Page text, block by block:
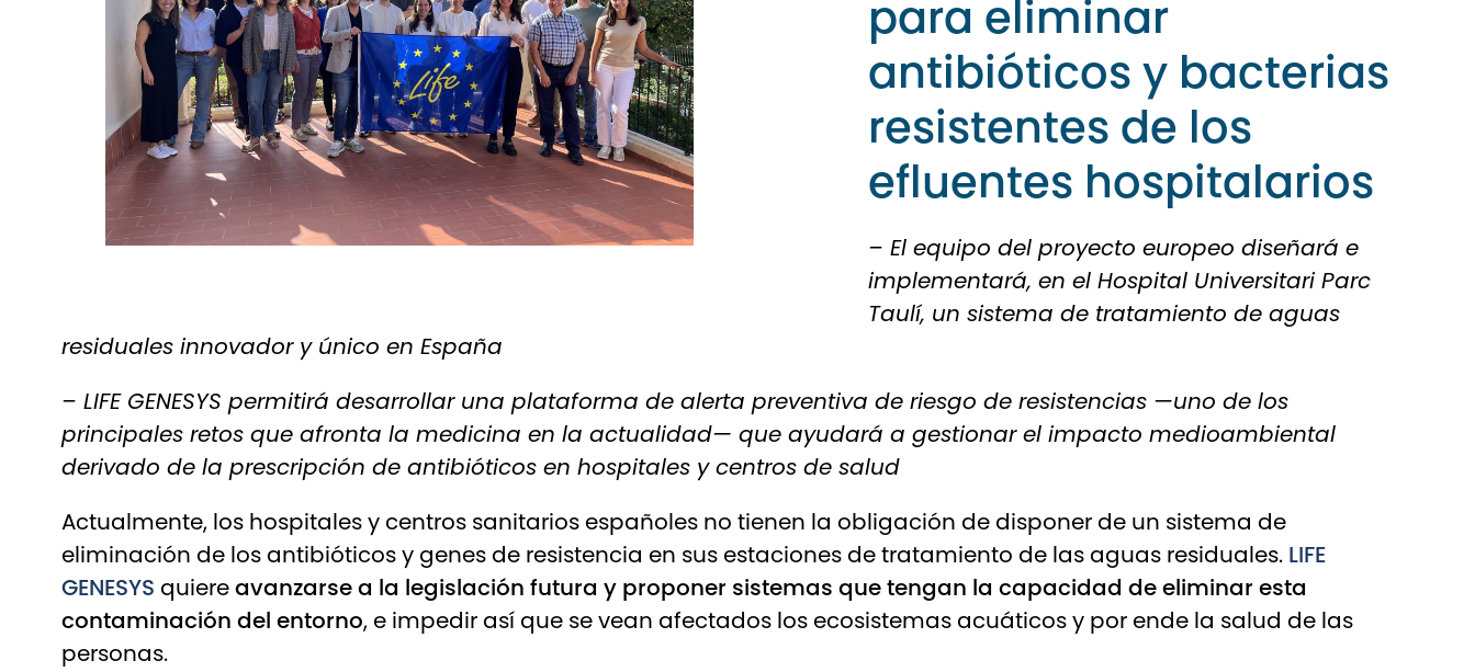
para eliminar
antibióticos y bacterias
resistentes de los
efluentes hospitalarios
– El equipo del proyecto europeo diseñará e
implementará, en el Hospital Universitari Parc
Taulí, un sistema de tratamiento de aguas
residuales innovador y único en España
– LIFE GENESYS permitirá desarrollar una plataforma de alerta preventiva de riesgo de resistencias —uno de los
principales retos que afronta la medicina en la actualidad— que ayudará a gestionar el impacto medioambiental
derivado de la prescripción de antibióticos en hospitales y centros de salud
Actualmente, los hospitales y centros sanitarios españoles no tienen la obligación de disponer de un sistema de
eliminación de los antibióticos y genes de resistencia en sus estaciones de tratamiento de las aguas residuales. LIFE
GENESYS quiereavanzarse a la legislación futura y proponer sistemas que tengan la capacidad de eliminar esta
contaminación del entorno, e impedir así que se vean afectados los ecosistemas acuáticos y por ende la salud de las
personas.